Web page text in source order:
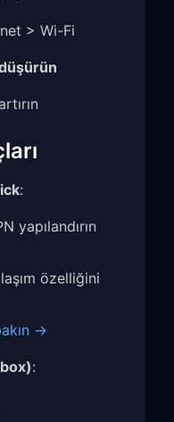
> Wi-Fi
:
yapılandırın
özelliğini
→
: